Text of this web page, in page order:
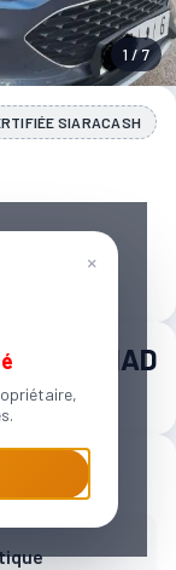
1 / 7
SIARACASH
×
000 MAD
MAD / mois